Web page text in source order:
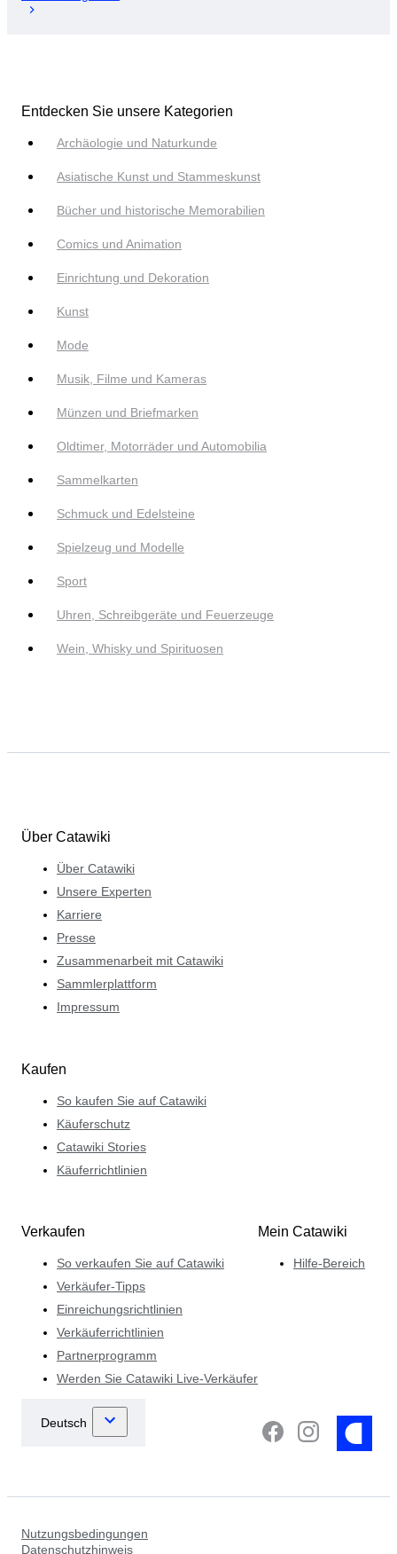
Entdecken Sie unsere Kategorien
Archäologie und Naturkunde
Asiatische Kunst und Stammeskunst
Bücher und historische Memorabilien
Comics und Animation
Einrichtung und Dekoration
Kunst
Mode
Musik, Filme und Kameras
Münzen und Briefmarken
Oldtimer, Motorräder und Automobilia
Sammelkarten
Schmuck und Edelsteine
Spielzeug und Modelle
Sport
Uhren, Schreibgeräte und Feuerzeuge
Wein, Whisky und Spirituosen
Über Catawiki
Über Catawiki
Unsere Experten
Karriere
Presse
Zusammenarbeit mit Catawiki
Sammlerplattform
Impressum
Kaufen
So kaufen Sie auf Catawiki
Käuferschutz
Catawiki Stories
Käuferrichtlinien
Verkaufen
So verkaufen Sie auf Catawiki
Verkäufer-Tipps
Einreichungsrichtlinien
Verkäuferrichtlinien
Partnerprogramm
Werden Sie Catawiki Live-Verkäufer
Mein Catawiki
Hilfe-Bereich
Nutzungsbedingungen
Datenschutzhinweis